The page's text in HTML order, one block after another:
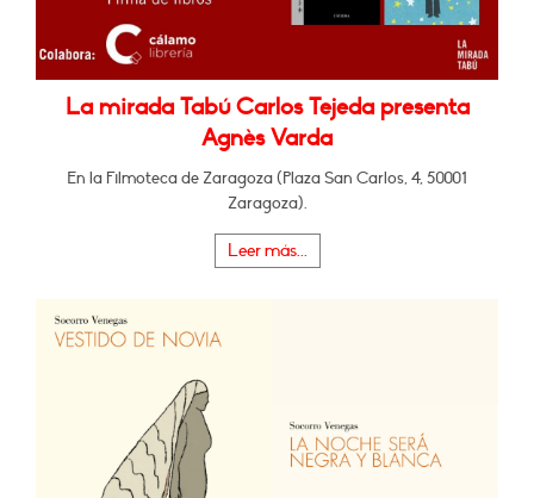
La mirada Tabú Carlos Tejeda presenta
Agnès Varda
En la Filmoteca de Zaragoza (Plaza San Carlos, 4, 50001
Zaragoza).
Leer más...